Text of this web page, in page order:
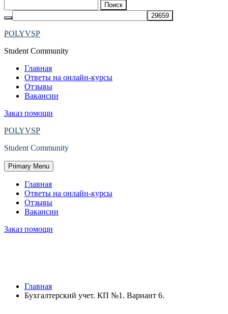
POLYVSP
Student Community
Главная
Ответы на онлайн-курсы
Отзывы
Вакансии
Заказ помощи
POLYVSP
Student Community
Primary Menu
Главная
Ответы на онлайн-курсы
Отзывы
Вакансии
Заказ помощи
Главная
Бухгалтерский учет. КП №1. Вариант 6.